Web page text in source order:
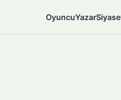
OyuncuYazar